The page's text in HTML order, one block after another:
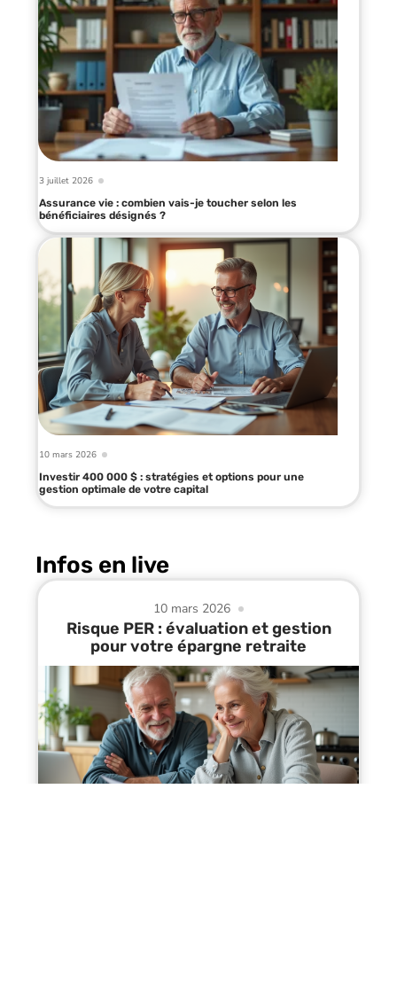
3 juillet 2026
Assurance vie : combien vais-je toucher selon les
bénéficiaires désignés ?
10 mars 2026
Investir 400 000 $ : stratégies et options pour une
gestion optimale de votre capital
Infos en live
10 mars 2026
Risque PER : évaluation et gestion
pour votre épargne retraite